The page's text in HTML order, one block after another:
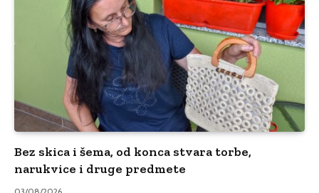
Bez skica i šema, od konca stvara torbe,
narukvice i druge predmete